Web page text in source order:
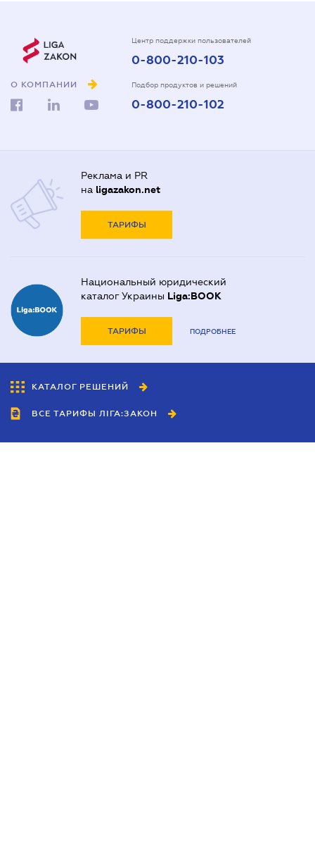
О КОМПАНИИ
Центр поддержки пользователей
0-800-210-103
Подбор продуктов и решений
0-800-210-102
Реклама и PR
на ligazakon.net
ТАРИФЫ
Национальный юридический
каталог Украины Liga:BOOK
ТАРИФЫ ПОДРОБНЕЕ
КАТАЛОГ РЕШЕНИЙ
ВСЕ ТАРИФЫ ЛІГА:ЗАКОН